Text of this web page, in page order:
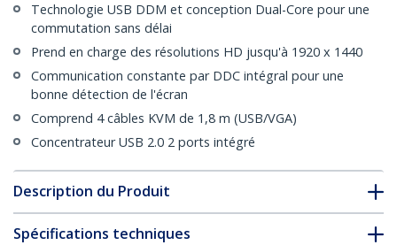
Technologie USB DDM et conception Dual-Core pour une
commutation sans délai
Prend en charge des résolutions HD jusqu'à 1920 x 1440
Communication constante par DDC intégral pour une
bonne détection de l'écran
Comprend 4 câbles KVM de 1,8 m (USB/VGA)
Concentrateur USB 2.0 2 ports intégré
Description du Produit
Spécifications techniques